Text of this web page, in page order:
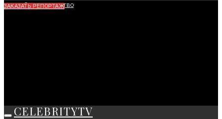
Сотрудничество
ЗАКАЗАТЬ РЕПОРТАЖ
CELEBRITYTV